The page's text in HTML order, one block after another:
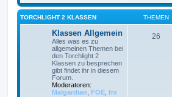
TORCHLIGHT 2 KLASSEN THEMEN
Klassen Allgemein
Alles was es zu
allgemeinen Themen bei
den Torchlight 2
Klassen zu besprechen
gibt findet ihr in diesem
Forum.
Moderatoren:
Malgardian
FOE frx
26